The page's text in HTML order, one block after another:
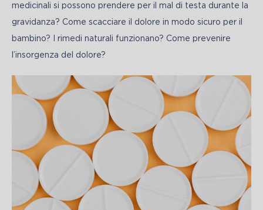
medicinali si possono prendere per il mal di testa durante la
gravidanza? Come scacciare il dolore in modo sicuro per il
bambino? I rimedi naturali funzionano? Come prevenire
l’insorgenza del dolore?